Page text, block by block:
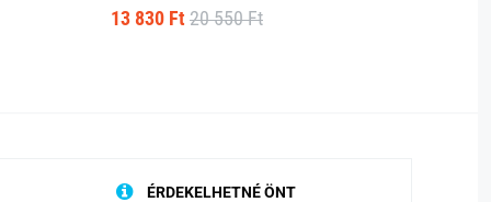
13 830 Ft 20 550 Ft
ÉRDEKELHETNÉ ÖNT